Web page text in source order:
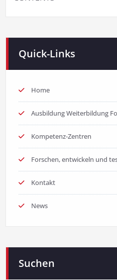
Quick-Links
Home
Ausbildung Weiterbildung
Kompetenz-Zentren
Forschen, entwickeln und
Kontakt
News
Suchen